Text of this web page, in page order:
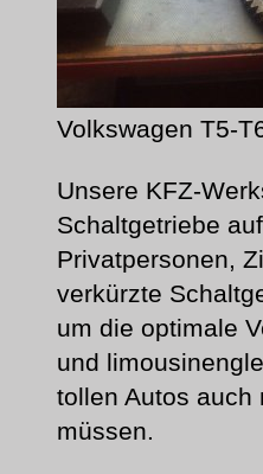
Volkswagen T5-
Unsere KFZ-
Schaltgetriebe
Privatpersonen,
verkürzte
um die optimale
und
tollen Autos auch
müssen.